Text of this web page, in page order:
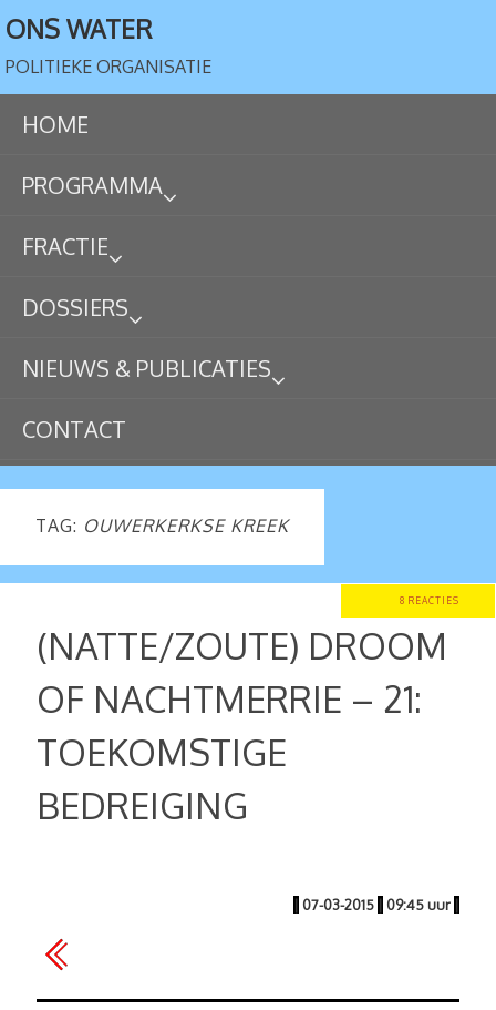
ONS WATER
POLITIEKE ORGANISATIE
HOME
PROGRAMMA
FRACTIE
DOSSIERS
NIEUWS & PUBLICATIES
CONTACT
TAG: OUWERKERKSE KREEK
8 REACTIES
(NATTE/ZOUTE) DROOM
OF NACHTMERRIE – 21:
TOEKOMSTIGE
BEDREIGING
| 07-03-2015 | 09:45 uur |